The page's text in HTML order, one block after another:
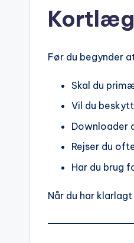
Før du begynder
Skal du
Vil du
Downloader
Rejser du
Har du brug
Når du har